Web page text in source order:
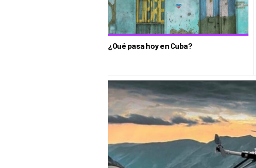
¿Qué pasa hoy en Cuba?